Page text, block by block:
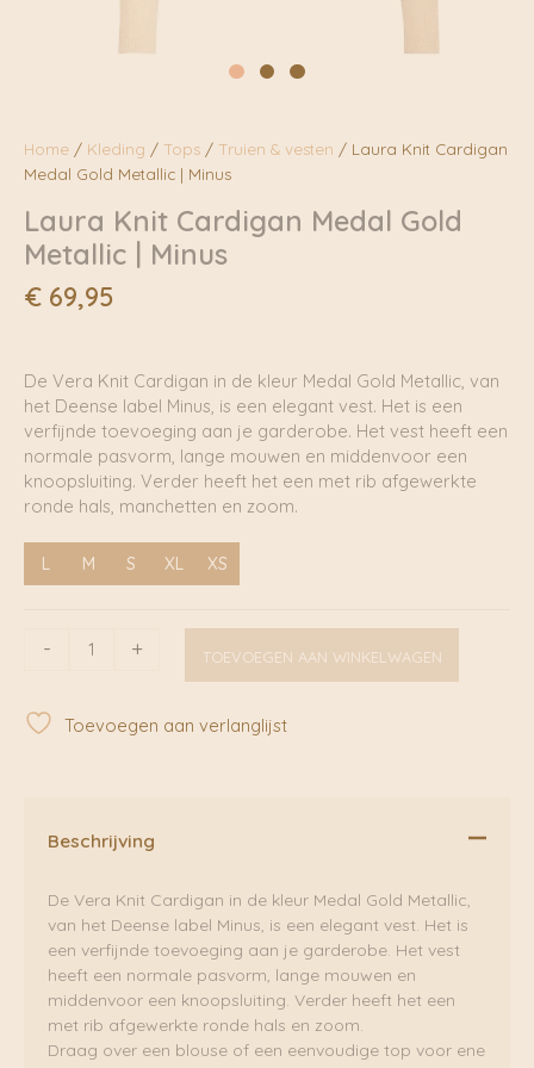
Home / Kleding / Tops / Truien & vesten / Laura Knit Cardigan
Medal Gold Metallic | Minus
Laura Knit Cardigan Medal Gold
Metallic | Minus
€ 69,95
De Vera Knit Cardigan in de kleur Medal Gold Metallic, van
het Deense label Minus, is een elegant vest. Het is een
verfijnde toevoeging aan je garderobe. Het vest heeft een
normale pasvorm, lange mouwen en middenvoor een
knoopsluiting. Verder heeft het een met rib afgewerkte
ronde hals, manchetten en zoom.
L M S XL XS
-
Medal
Gold
aantal
+ TOEVOEGEN AAN WINKELWAGEN
Toevoegen aan verlanglijst
Beschrijving
De Vera Knit Cardigan in de kleur Medal Gold Metallic,
van het Deense label Minus, is een elegant vest. Het is
een verfijnde toevoeging aan je garderobe. Het vest
heeft een normale pasvorm, lange mouwen en
middenvoor een knoopsluiting. Verder heeft het een
met rib afgewerkte ronde hals en zoom.
Draag over een blouse of een eenvoudige top voor ene